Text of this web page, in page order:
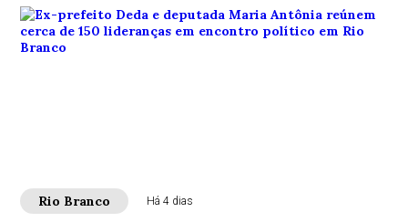
Rio Branco Há 4 dias